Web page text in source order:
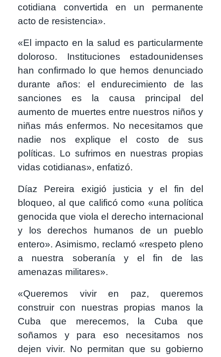
cotidiana convertida en un permanente
acto de resistencia».
«El impacto en la salud es particularmente
doloroso. Instituciones estadounidenses
han confirmado lo que hemos denunciado
durante años: el endurecimiento de las
sanciones es la causa principal del
aumento de muertes entre nuestros niños y
niñas más enfermos. No necesitamos que
nadie nos explique el costo de sus
políticas. Lo sufrimos en nuestras propias
vidas cotidianas», enfatizó.
Díaz Pereira exigió justicia y el fin del
bloqueo, al que calificó como «una política
genocida que viola el derecho internacional
y los derechos humanos de un pueblo
entero». Asimismo, reclamó «respeto pleno
a nuestra soberanía y el fin de las
amenazas militares».
«Queremos vivir en paz, queremos
construir con nuestras propias manos la
Cuba que merecemos, la Cuba que
soñamos y para eso necesitamos nos
dejen vivir. No permitan que su gobierno